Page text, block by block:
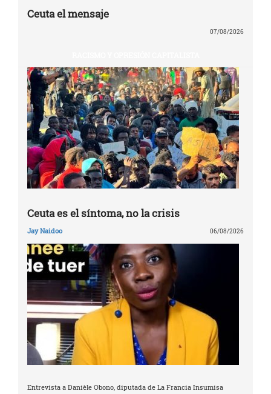
Ceuta el mensaje
07/08/2026
Ceuta es el síntoma, no la crisis
Jay Naidoo 06/08/2026
Entrevista a Danièle Obono, diputada de La Francia Insumisa